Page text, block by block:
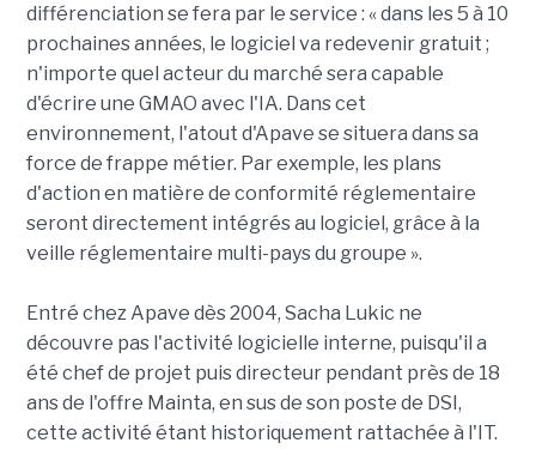
différenciation se fera par le service : « dans les 5 à 10
prochaines années, le logiciel va redevenir gratuit ;
n'importe quel acteur du marché sera capable
d'écrire une GMAO avec l'IA. Dans cet
environnement, l'atout d'Apave se situera dans sa
force de frappe métier. Par exemple, les plans
d'action en matière de conformité réglementaire
seront directement intégrés au logiciel, grâce à la
veille réglementaire multi-pays du groupe ».
Entré chez Apave dès 2004, Sacha Lukic ne
découvre pas l'activité logicielle interne, puisqu'il a
été chef de projet puis directeur pendant près de 18
ans de l'offre Mainta, en sus de son poste de DSI,
cette activité étant historiquement rattachée à l'IT.